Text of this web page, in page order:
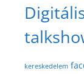
kereskedelem